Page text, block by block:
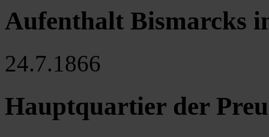
Aufenthalt Bismarcks
24.7.1866
Hauptquartier der